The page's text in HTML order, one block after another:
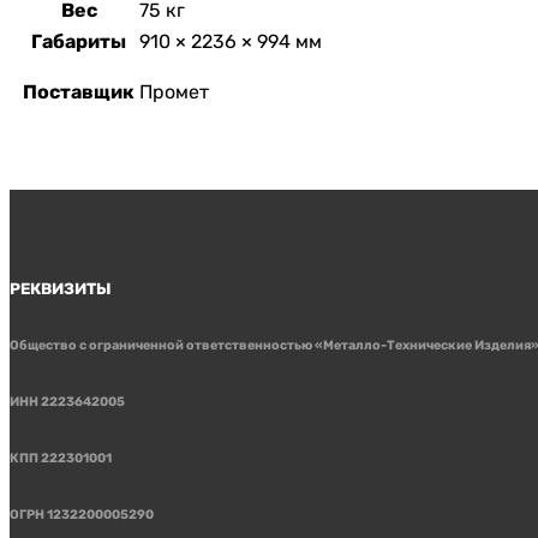
Вес
75 кг
Габариты 910 × 2236 × 994 мм
Поставщик Промет
РЕКВИЗИТЫ
Общество с ограниченной ответственностью «Металло-Технические Изделия»
ИНН 2223642005
КПП 222301001
ОГРН 1232200005290